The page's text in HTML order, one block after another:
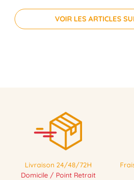
VOIR LES ARTICLES
Livraison 24/48/72H
Domicile / Point Retrait